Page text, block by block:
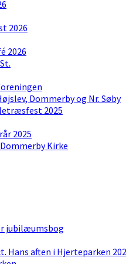
2026
2026
Dommerby og Nr. Søby
2025
2025
Kirke
jubilæumsbog
Hans aften i Hjerteparken